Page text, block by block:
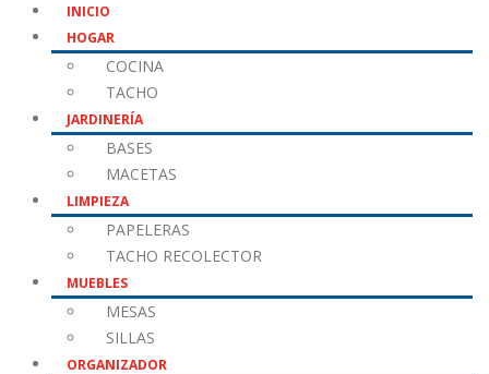
INICIO
HOGAR
COCINA
TACHO
JARDINERÍA
BASES
MACETAS
LIMPIEZA
PAPELERAS
TACHO RECOLECTOR
MUEBLES
MESAS
SILLAS
ORGANIZADOR